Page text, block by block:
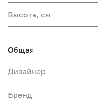
Высота, см
Общая
Дизайнер
Бренд